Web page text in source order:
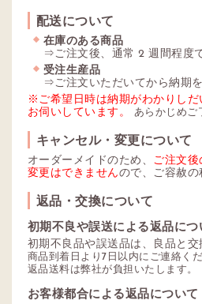
配送について
在庫のある商品
⇒ご注文後、通常 2 週間程度
受注生産品
⇒ご注文いただいてから納期
※ご希望日時は納期がわかりし
お伺いしています。
あらかじめご
キャンセル・変更について
オーダーメイドのため、 ご注文
変更はできませんので、ご容赦の
返品・交換について
初期不良や誤送による返品につ
初期不良品や誤送品は、良品と交
商品到着日より7日以内にご連絡くだ
返品送料は弊社が負担いたします。
お客様都合による返品について